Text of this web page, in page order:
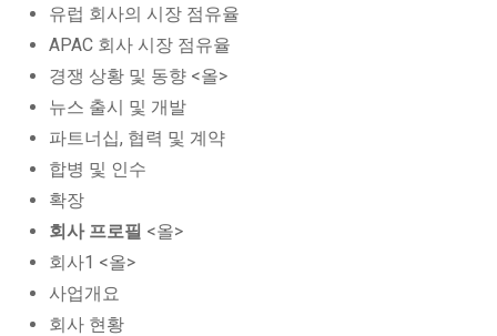
유럽 회사의 시장 점유율
APAC 회사 시장 점유율
경쟁 상황 및 동향 <올>
뉴스 출시 및 개발
파트너십, 협력 및 계약
합병 및 인수
확장
회사 프로필 <올>
회사1 <올>
사업개요
회사 현황